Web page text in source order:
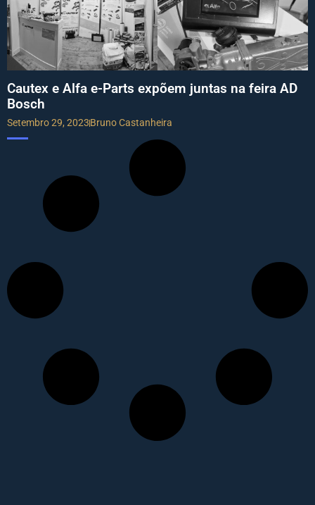
Cautex e Alfa e-Parts expõem juntas na feira AD
Bosch
Setembro 29, 2023Bruno Castanheira